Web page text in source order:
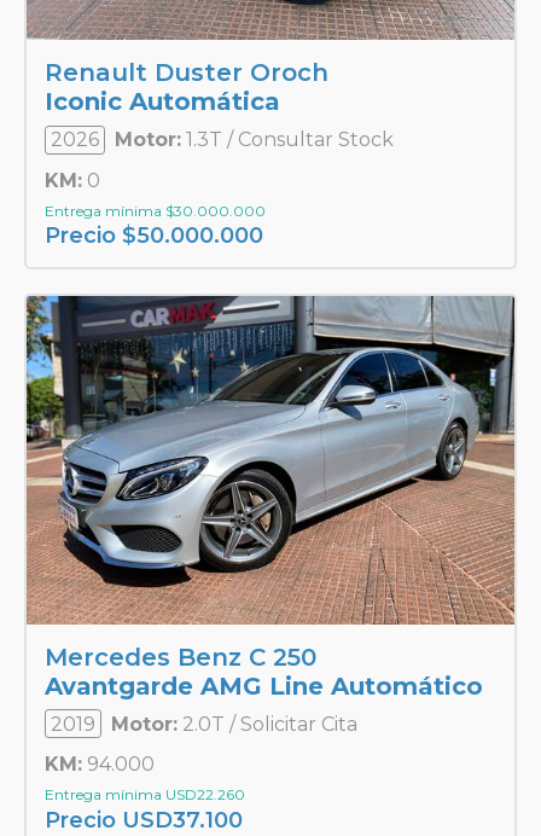
Renault Duster Oroch
Iconic Automática
2026 Motor: 1.3T / Consultar Stock
KM: 0
Entrega mínima $30.000.000
Precio $50.000.000
Mercedes Benz C 250
Avantgarde AMG Line Automático
2019 Motor: 2.0T / Solicitar Cita
KM: 94.000
Entrega mínima USD22.260
Precio USD37.100